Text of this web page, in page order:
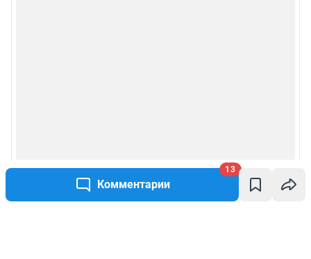
Комментарии
13